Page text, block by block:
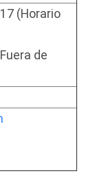
(Horario
de